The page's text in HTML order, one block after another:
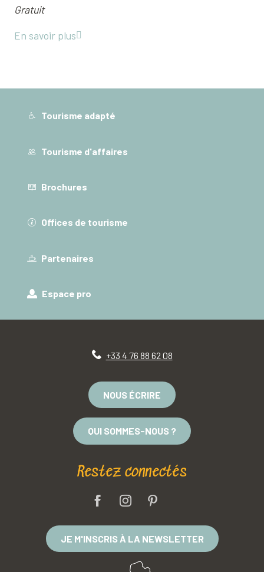
Gratuit
En savoir plus
Tourisme adapté
Tourisme d'affaires
Brochures
Offices de tourisme
Partenaires
Espace pro
+33 4 76 88 62 08
NOUS ÉCRIRE
QUI SOMMES-NOUS ?
Restez connectés
JE M'INSCRIS À LA NEWSLETTER